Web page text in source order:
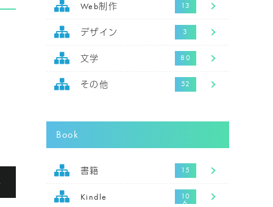
Web制作
デザイン
文学
その他
Book
書籍
Kindle